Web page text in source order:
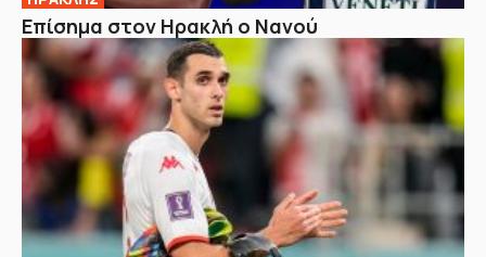
Επίσημα στον Ηρακλή ο Νανού